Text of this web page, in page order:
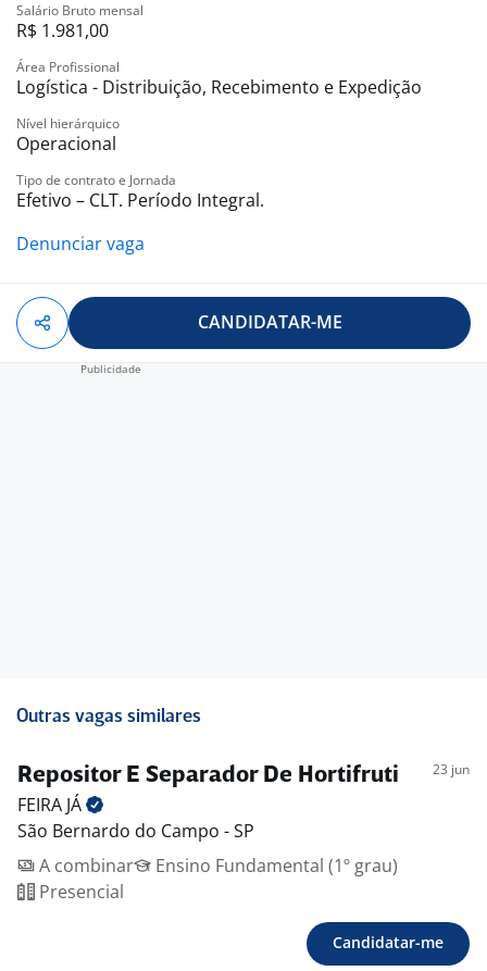
Salário Bruto mensal
R$ 1.981,00
Área Profissional
Logística - Distribuição, Recebimento e Expedição
Nível hierárquico
Operacional
Tipo de contrato e Jornada
Efetivo – CLT. Período Integral.
Denunciar vaga
CANDIDATAR-ME
Outras vagas similares
Repositor E Separador De Hortifruti 23 jun
FEIRA JÁ
São Bernardo do Campo - SP
A combinar
Ensino Fundamental (1º grau)
Presencial
Candidatar-me